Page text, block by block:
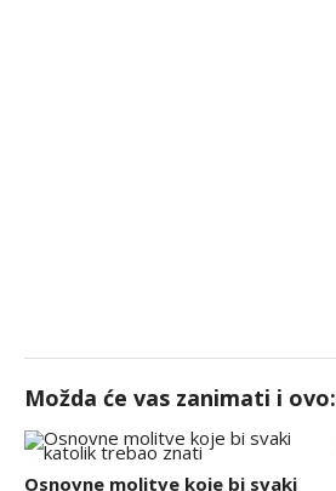
Možda će vas zanimati i ovo:
Osnovne molitve koje bi svaki